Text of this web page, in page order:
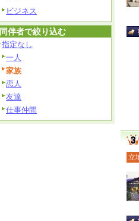
立
ビジネス
同伴者で絞り込む
指定なし
一人
家族
恋人
友達
仕事仲間